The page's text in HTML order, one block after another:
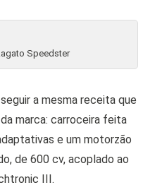
Speedster
a mesma receita que
marca: carroceira feita
e um motorzão
de 600 cv, acoplado ao
III.